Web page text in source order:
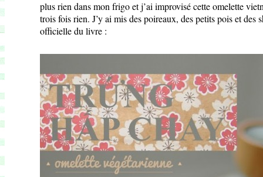
plus rien dans mon frigo et j’ai improvisé cette omelette
trois fois rien. J’y ai mis des poireaux, des petits pois et des
officielle du livre :